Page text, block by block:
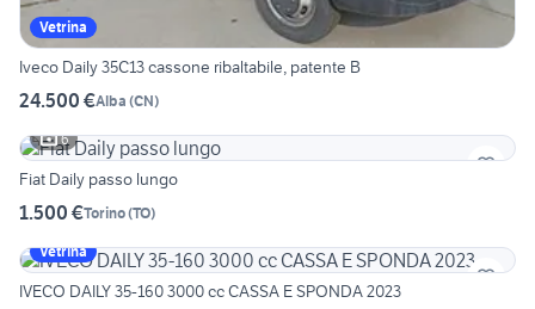
Vetrina
Iveco Daily 35C13 cassone ribaltabile, patente B
24.500 €Alba (CN)
6
Fiat Daily passo lungo
1.500 €Torino(TO)
Vetrina
IVECO DAILY 35-160 3000 cc CASSA E SPONDA 2023